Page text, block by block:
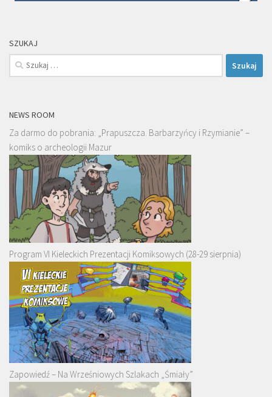
SZUKAJ
Szukaj:
NEWS ROOM
Za darmo do pobrania: „Prapuszcza. Barbarzyńcy i Rzymianie” –
komiks o archeologii Mazur
Program VI Kieleckich Prezentacji Komiksowych (28-29 sierpnia)
Zapowiedź – Na Wrześniowych Szlakach „Śmiały”